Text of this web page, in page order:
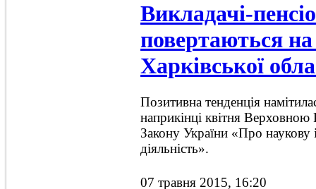
Викладачі-
повертаються
Харківської
Позитивна тенденція
наприкінці квітня
Закону України «Про наукову
діяльність».
07 травня 2015, 16:20